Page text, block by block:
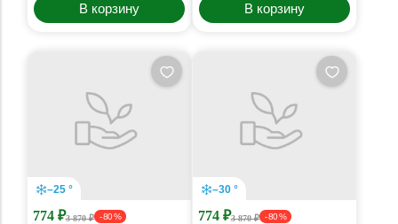
В корзину В корзину
–25 °
774 ₽3 870 ₽ - 80 %
–30 °
774 ₽3 870 ₽ - 80 %